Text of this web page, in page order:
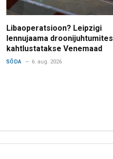
Libaoperatsioon? Leipzigi
lennujaama droonijuhtumites
kahtlustatakse Venemaad
SÕDA 6. aug. 2026